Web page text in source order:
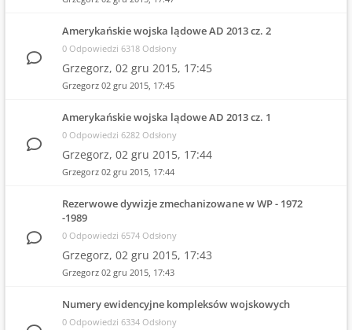
Amerykańskie wojska lądowe AD 2013 cz. 2
0 Odpowiedzi 6318 Odsłony
Grzegorz, 02 gru 2015, 17:45
Grzegorz 02 gru 2015, 17:45
Amerykańskie wojska lądowe AD 2013 cz. 1
0 Odpowiedzi 6282 Odsłony
Grzegorz, 02 gru 2015, 17:44
Grzegorz 02 gru 2015, 17:44
Rezerwowe dywizje zmechanizowane w WP - 1972
-1989
0 Odpowiedzi 6574 Odsłony
Grzegorz, 02 gru 2015, 17:43
Grzegorz 02 gru 2015, 17:43
Numery ewidencyjne kompleksów wojskowych
0 Odpowiedzi 6334 Odsłony